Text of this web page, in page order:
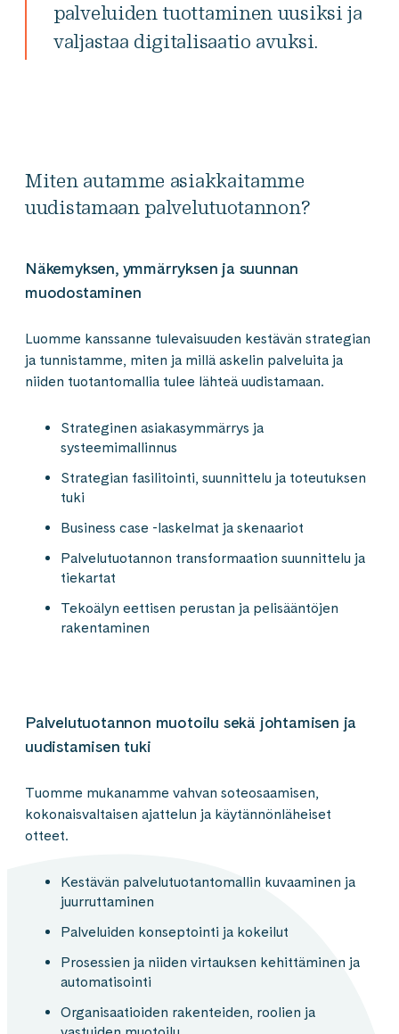
palveluiden tuottaminen uusiksi ja
valjastaa digitalisaatio avuksi.
Miten autamme asiakkaitamme
uudistamaan palvelutuotannon?​
Näkemyksen, ymmärryksen​ ja suunnan
muodostaminen​
Luomme kanssanne tulevaisuuden kestävän strategian
ja tunnistamme, miten ja millä askelin palveluita ja
niiden tuotantomallia tulee lähteä uudistamaan.​
Strateginen asiakasymmärrys ja
systeemimallinnus​
Strategian fasilitointi, ​suunnittelu ja toteutuksen
tuki​
Business case -laskelmat ja skenaariot​
Palvelutuotannon transformaation suunnittelu ja
tiekartat​
Tekoälyn eettisen perustan ja pelisääntöjen
rakentaminen​
Palvelutuotannon muotoilu sekä johtamisen​ ja
uudistamisen tuki​
Tuomme mukanamme vahvan soteosaamisen,
kokonaisvaltaisen ajattelun ja käytännön­läheiset
otteet​.
Kestävän palvelutuotantomallin kuvaaminen​ ja
juurruttaminen​
Palveluiden konseptointi ja kokeilut​
Prosessien ja niiden virtauksen kehittäminen ja
automatisointi​
Organisaatioiden rakenteiden, roolien ja